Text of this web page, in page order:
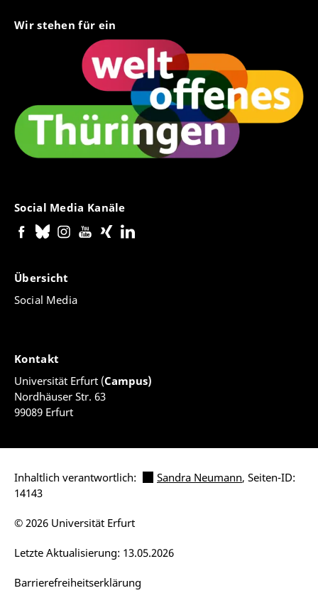
Wir stehen für ein
Social Media Kanäle
Übersicht
Social Media
Kontakt
Universität Erfurt (Campus)
Nordhäuser Str. 63
99089 Erfurt
Inhaltlich verantwortlich: Sandra Neumann, Seiten-ID:
14143
Barrierefreiheitserklärung
Letzte Aktualisierung: 13.05.2026
© 2026 Universität Erfurt